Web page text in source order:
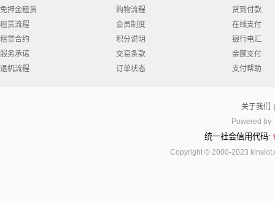
免押金租赁
租赁流程
租赁合约
服务承诺
退机流程
购物流程
会员制度
积分说明
交易条款
订单状态
货到付款
在线支付
银行电汇
余额支付
支付帮助
关于我们
Powered by
统一社会信用代码:
Copyright © 2000-2023